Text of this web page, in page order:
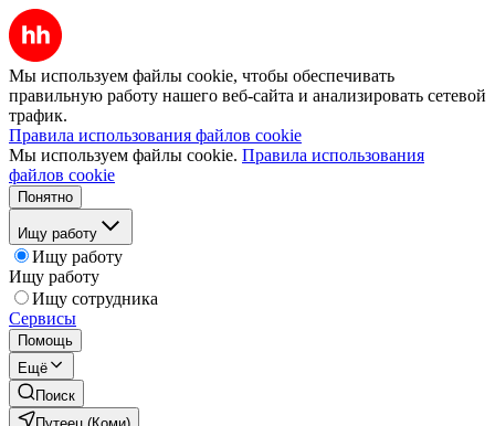
Мы используем файлы cookie, чтобы обеспечивать
правильную работу нашего веб-сайта и анализировать сетевой
трафик.
Правила использования файлов cookie
Мы используем файлы cookie. Правила использования
файлов cookie
Понятно
Ищу работу
Ищу работу
Ищу работу
Ищу сотрудника
Сервисы
Помощь
Ещё
Поиск